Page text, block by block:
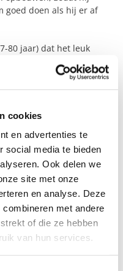
cookies
en advertenties te
social media te bieden
Ook delen we
site met onze
en analyse. Deze
met andere
of die ze hebben
van hun services.
goed doen als hij er af
80 jaar) dat het leuk
kan elke
zelfs al eerder.
kletsen of een
Laten we
persoon
op pad te gaan;